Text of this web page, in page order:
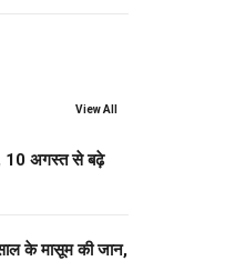
View All
10 अगस्त से बढ़े
के मासूम की जान,